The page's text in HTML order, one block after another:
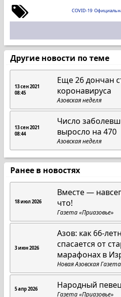
COVID-19
Другие новости по теме
13 сен 2021
08:45
Еще 26 дончан
коронавируса
Азовская неделя
13 сен 2021
08:44
Число
выросло на 470
Азовская неделя
Ранее в новостях
18 июл 2026
Вместе —
что!
Газета «Приазовье»
3 июн 2026
Азов: как 66-
спасается от
марафонах в
Новая Азовская
5 апр 2026 Народный
Газета «Приазовье»